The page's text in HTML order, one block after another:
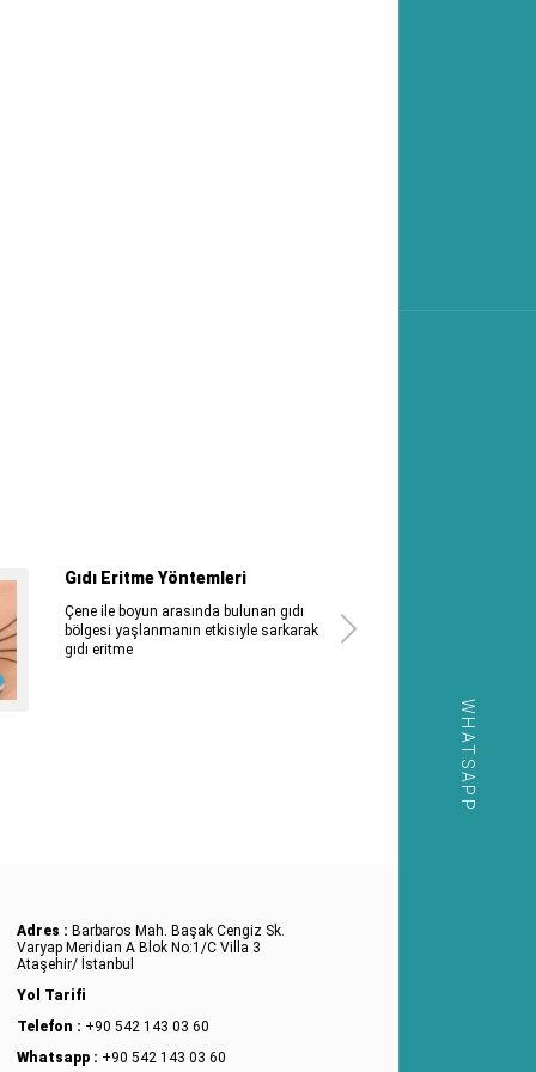
WHATSAPP
Gıdı Eritme Yöntemleri
Çene ile boyun arasında bulunan gıdı
bölgesi yaşlanmanın etkisiyle sarkarak
gıdı eritme
Adres : Barbaros Mah. Başak Cengiz Sk.
Varyap Meridian A Blok No:1/C Villa 3
Ataşehir/ İstanbul
Yol Tarifi
Telefon : +90 542 143 03 60
Whatsapp : +90 542 143 03 60